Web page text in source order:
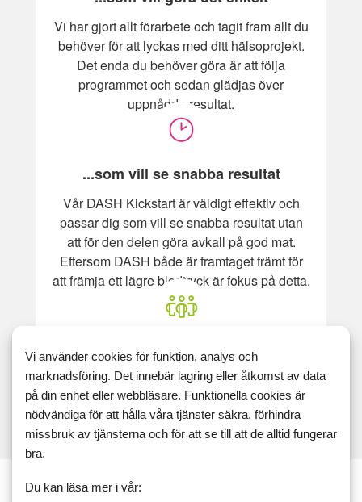
Vi har gjort allt förarbete och tagit fram allt du
behöver för att lyckas med ditt hälsoprojekt.
Det enda du behöver göra är att följa
programmet och sedan glädjas över
uppnådda resultat.
...som vill se snabba resultat
Vår DASH Kickstart är väldigt effektiv och
passar dig som vill se snabba resultat utan
att för den delen göra avkall på god mat.
Eftersom DASH både är framtaget främt för
att främja ett lägre blodtryck är fokus på detta.
...program för både män och kvinnor
DASH programmet anpassas efter dina
preferenaser. Du väljer om om du vill ha
programmet för män eller för kvinnor när du
anmäler dig. Välj gärna till
Vi använder cookies för funktion, analys och
marknadsföring. Det innebär lagring eller åtkomst av data
på din enhet eller webbläsare. Funktionella cookies är
nödvändiga för att hålla våra tjänster säkra, förhindra
missbruk av tjänsterna och för att se till att de alltid fungerar
bra.
Du kan läsa mer i vår: